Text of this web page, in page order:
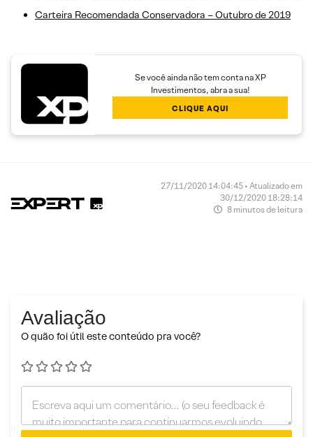
Carteira Recomendada Conservadora – Outubro de 2019
Se você ainda não tem conta na XP
Investimentos, abra a sua!
CLIQUE AQUI
27/11/2020 14:04:45 • Atualizado em
30/12/2020 18:28:14
8 minutos de leitura
Avaliação
O quão foi útil este conteúdo pra você?